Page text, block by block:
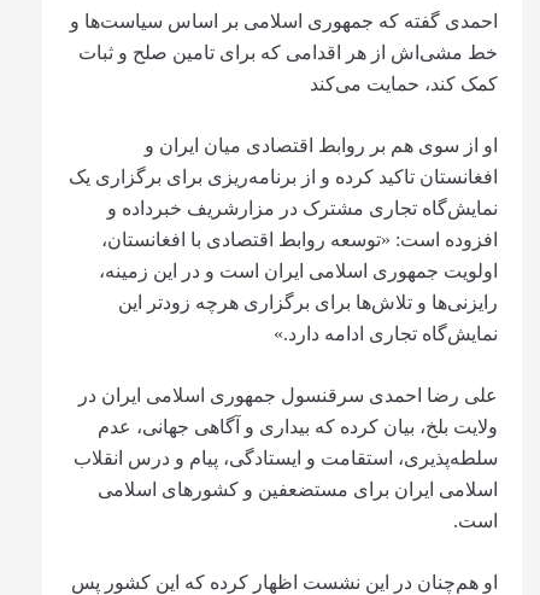
احمدی گفته که جمهوری اسلامی بر اساس سیاست‌ها و
خط‌ ‌مشی‌اش از هر اقدامی که برای تامین صلح و ثبات
کمک کند، حمایت می‌کند
او از سوی هم بر روابط اقتصادی میان ایران و
افغانستان تاکید کرده و از برنامه‌ریزی برای برگزاری یک
نمایش‌گاه تجاری مشترک در مزارشریف خبرداده و
افزوده است: «توسعه روابط اقتصادی با افغانستان،
اولویت جمهوری اسلامی ایران است و در این زمینه،
رایزنی‌ها و تلاش‌ها برای برگزاری هرچه زودتر این
نمایش‌گاه تجاری ادامه دارد.»
علی رضا احمدی سرقنسول جمهوری اسلامی ایران در
ولایت بلخ، بیان کرده که بیداری و آگاهی جهانی، عدم
سلطه‌پذیری، استقامت و ایستادگی، پیام و درس انقلاب
اسلامی ایران برای مستضعفین و کشورهای اسلامی
است.
او هم‌چنان در این نشست اظهار کرده که این کشور پس